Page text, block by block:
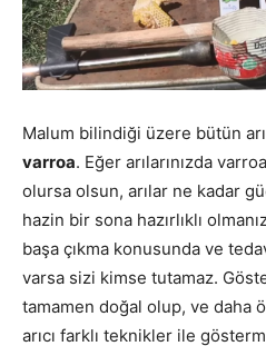
Malum bilindiği üzere bütün
varroa. Eğer arılarınızda
olursa olsun, arılar ne kadar
hazin bir sona hazırlıklı
başa çıkma konusunda ve
varsa sizi kimse tutamaz.
tamamen doğal olup, ve daha
arıcı farklı teknikler ile